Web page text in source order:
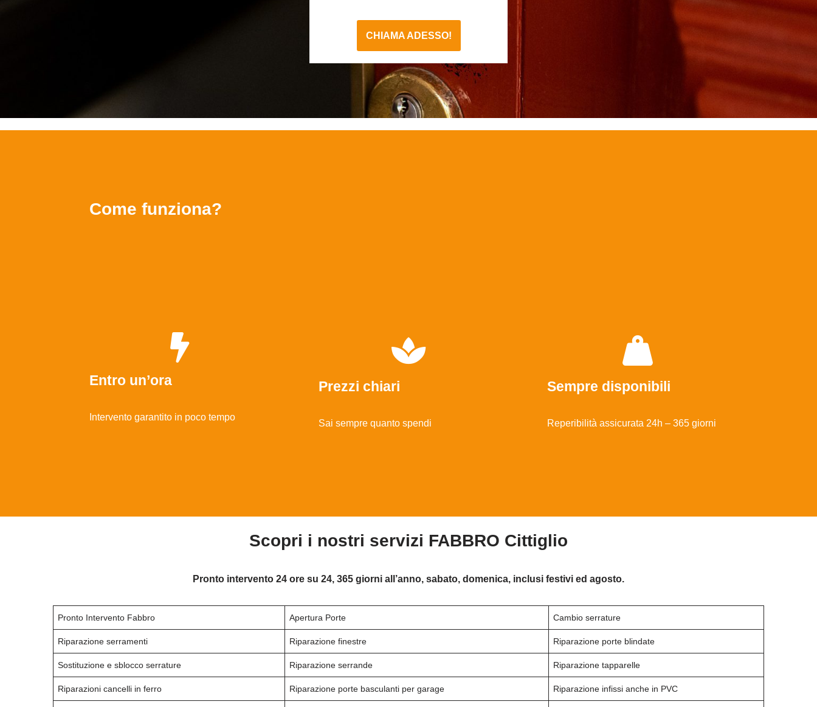
CHIAMA ADESSO!
Come funziona?
Entro un’ora
Intervento garantito in poco tempo
Prezzi chiari
Sai sempre quanto spendi
Sempre disponibili
Reperibilità assicurata 24h – 365 giorni
Scopri i nostri servizi FABBRO Cittiglio
Pronto intervento 24 ore su 24, 365 giorni all’anno, sabato, domenica, inclusi festivi ed agosto.
Pronto Intervento Fabbro Apertura Porte Cambio serrature
Riparazione serramenti Riparazione finestre Riparazione porte blindate
Sostituzione e sblocco serrature Riparazione serrande Riparazione tapparelle
Riparazioni cancelli in ferro Riparazione porte basculanti per garage Riparazione infissi anche in PVC